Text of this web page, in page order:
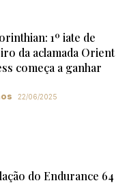
1º iate de
da aclamada Orient
começa a ganhar
22/06/2025
do Endurance 64